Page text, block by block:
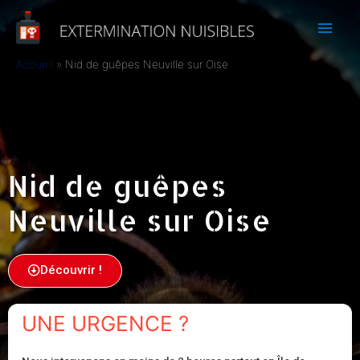
Accueil Nid de guêpes Neuville sur Oise
Nid de guêpes
Neuville sur Oise
Découvrir !
UNE URGENCE ?